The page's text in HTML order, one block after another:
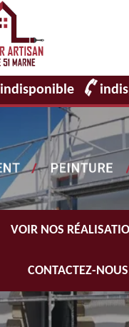
indisponible
VOIR NOS
CONTACTEZ-NOUS